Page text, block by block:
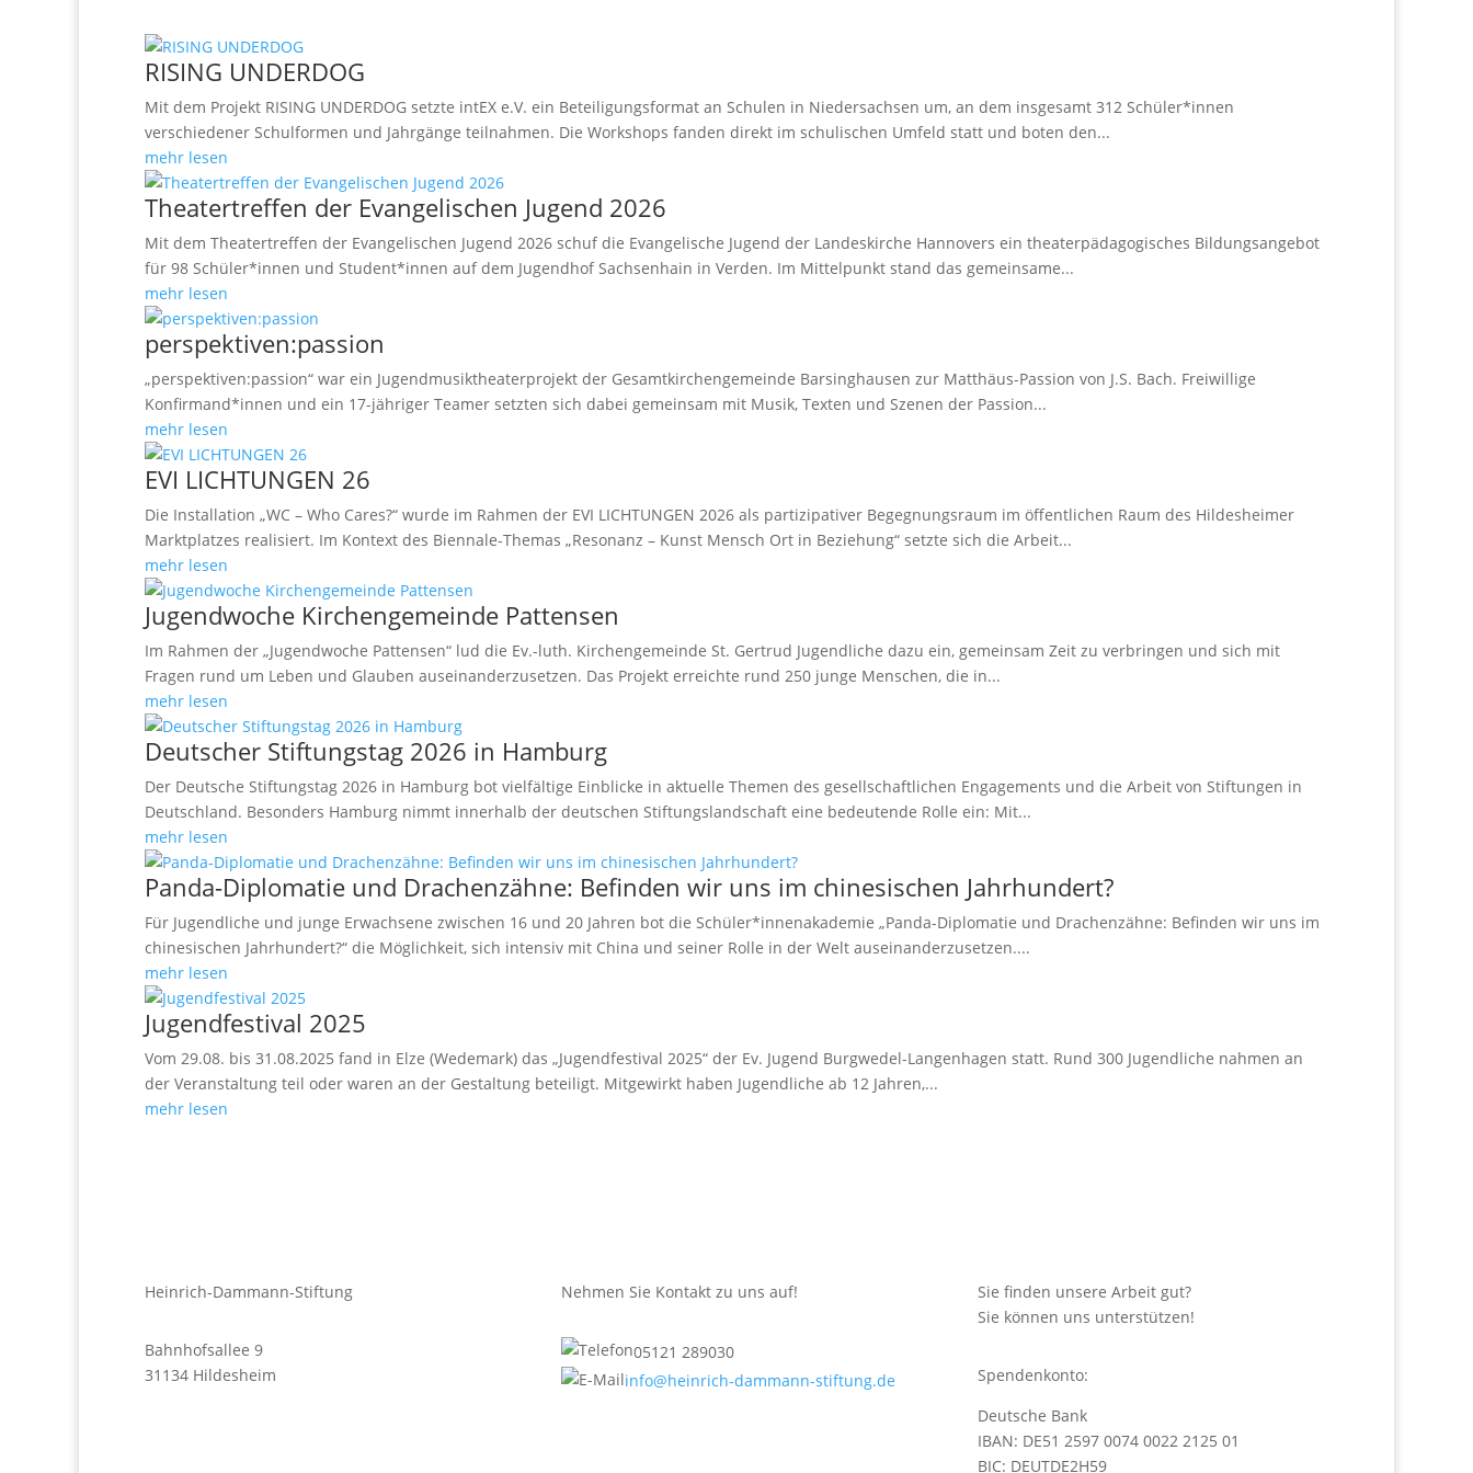
RISING UNDERDOG
Mit dem Projekt RISING UNDERDOG setzte intEX e.V. ein Beteiligungsformat an Schulen in Niedersachsen um, an dem insgesamt 312 Schüler*innen
verschiedener Schulformen und Jahrgänge teilnahmen. Die Workshops fanden direkt im schulischen Umfeld statt und boten den...
mehr lesen
Theatertreffen der Evangelischen Jugend 2026
Mit dem Theatertreffen der Evangelischen Jugend 2026 schuf die Evangelische Jugend der Landeskirche Hannovers ein theaterpädagogisches Bildungsangebot
für 98 Schüler*innen und Student*innen auf dem Jugendhof Sachsenhain in Verden. Im Mittelpunkt stand das gemeinsame...
mehr lesen
perspektiven:passion
„perspektiven:passion“ war ein Jugendmusiktheaterprojekt der Gesamtkirchengemeinde Barsinghausen zur Matthäus-Passion von J.S. Bach. Freiwillige
Konfirmand*innen und ein 17-jähriger Teamer setzten sich dabei gemeinsam mit Musik, Texten und Szenen der Passion...
mehr lesen
EVI LICHTUNGEN 26
Die Installation „WC – Who Cares?“ wurde im Rahmen der EVI LICHTUNGEN 2026 als partizipativer Begegnungsraum im öffentlichen Raum des Hildesheimer
Marktplatzes realisiert. Im Kontext des Biennale-Themas „Resonanz – Kunst Mensch Ort in Beziehung“ setzte sich die Arbeit...
mehr lesen
Jugendwoche Kirchengemeinde Pattensen
Im Rahmen der „Jugendwoche Pattensen“ lud die Ev.-luth. Kirchengemeinde St. Gertrud Jugendliche dazu ein, gemeinsam Zeit zu verbringen und sich mit
Fragen rund um Leben und Glauben auseinanderzusetzen. Das Projekt erreichte rund 250 junge Menschen, die in...
mehr lesen
Deutscher Stiftungstag 2026 in Hamburg
Der Deutsche Stiftungstag 2026 in Hamburg bot vielfältige Einblicke in aktuelle Themen des gesellschaftlichen Engagements und die Arbeit von Stiftungen in
Deutschland. Besonders Hamburg nimmt innerhalb der deutschen Stiftungslandschaft eine bedeutende Rolle ein: Mit...
mehr lesen
Panda-Diplomatie und Drachenzähne: Befinden wir uns im chinesischen Jahrhundert?
Für Jugendliche und junge Erwachsene zwischen 16 und 20 Jahren bot die Schüler*innenakademie „Panda-Diplomatie und Drachenzähne: Befinden wir uns im
chinesischen Jahrhundert?“ die Möglichkeit, sich intensiv mit China und seiner Rolle in der Welt auseinanderzusetzen....
mehr lesen
Jugendfestival 2025
Vom 29.08. bis 31.08.2025 fand in Elze (Wedemark) das „Jugendfestival 2025“ der Ev. Jugend Burgwedel-Langenhagen statt. Rund 300 Jugendliche nahmen an
der Veranstaltung teil oder waren an der Gestaltung beteiligt. Mitgewirkt haben Jugendliche ab 12 Jahren,...
mehr lesen
Heinrich-Dammann-Stiftung
Bahnhofsallee 9
31134 Hildesheim
Nehmen Sie Kontakt zu uns auf!
05121 289030
info@heinrich-dammann-stiftung.de
Sie finden unsere Arbeit gut?
Sie können uns unterstützen!
Spendenkonto:
Deutsche Bank
IBAN: DE51 2597 0074 0022 2125 01
BIC: DEUTDE2H59